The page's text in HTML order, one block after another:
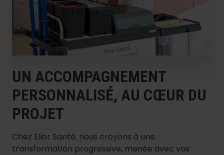
UN ACCOMPAGNEMENT
PERSONNALISÉ, AU CŒUR DU
PROJET
Chez Elior Santé, nous croyons à une
transformation progressive, menée avec vos